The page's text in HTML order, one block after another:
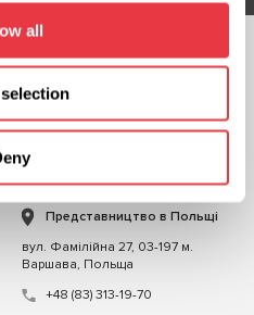
all
Представництво в Польщі
вул. Фамілійна 27, 03-197 м.
Варшава, Польща
+48 (83) 313-19-70